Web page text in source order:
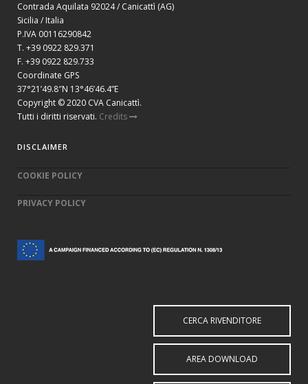
Contrada Aquilata 92024 / Canicattì (AG)
Sicilia / Italia
P.IVA 00116290842
T. +39 0922 829.371
F. +39 0922 829.733
Coordinate GPS
37°21’49.8″N 13°46’46.4”E
Copyright © 2020 CVA Canicattì.
Tutti i diritti riservati. Credits
DISCLAIMER
COOKIE POLICY
PRIVACY POLICY
CERCA RIVENDITORE
AREA DOWNLOAD